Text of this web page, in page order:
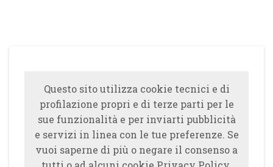
Questo sito utilizza cookie tecnici e di
profilazione propri e di terze parti per le
sue funzionalità e per inviarti pubblicità
e servizi in linea con le tue preferenze. Se
vuoi saperne di più o negare il consenso a